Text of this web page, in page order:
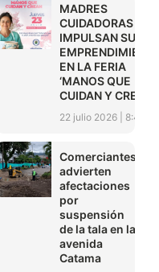
MADRES
CUIDADORAS
IMPULSAN SUS
EN LA FERIA
‘MANOS QUE
CUIDAN Y CREAN’
22 julio 2026 8:45
Comerciantes
advierten
afectaciones
por
suspensión
de la tala en la
avenida
Catama